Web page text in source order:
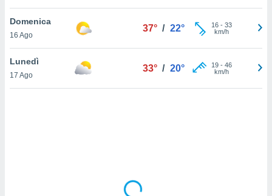
a piè
del
Domenica
16 Ago
37° / 22° 16- 33
km/h
Lunedì
17 Ago
33° / 20° 19- 46
km/h